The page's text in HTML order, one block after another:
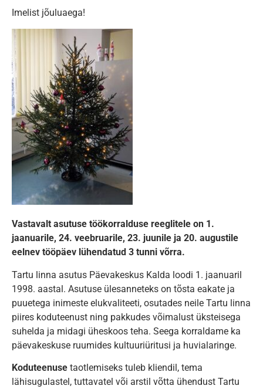
Imelist jõuluaega!
Vastavalt asutuse töökorralduse reeglitele on 1.
jaanuarile, 24. veebruarile, 23. juunile ja 20. augustile
eelnev tööpäev lühendatud 3 tunni võrra.
Tartu linna asutus Päevakeskus Kalda loodi 1. jaanuaril
1998. aastal. Asutuse ülesanneteks on tõsta eakate ja
puuetega inimeste elukvaliteeti, osutades neile Tartu linna
piires koduteenust ning pakkudes võimalust üksteisega
suhelda ja midagi üheskoos teha. Seega korraldame ka
päevakeskuse ruumides kultuuriüritusi ja huvialaringe.
Koduteenuse taotlemiseks tuleb kliendil, tema
lähisugulastel, tuttavatel või arstil võtta ühendust Tartu